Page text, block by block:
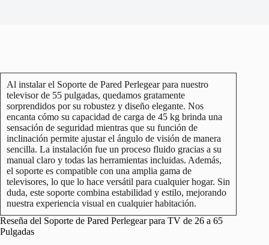
Al instalar el Soporte de Pared Perlegear para nuestro
televisor de 55 pulgadas, quedamos gratamente
sorprendidos por su robustez y diseño elegante. Nos
encanta cómo su capacidad de carga de 45 kg brinda una
sensación de seguridad mientras que su función de
inclinación permite ajustar el ángulo de visión de manera
sencilla. La instalación fue un proceso fluido gracias a su
manual claro y todas las herramientas incluidas. Además,
el soporte es compatible con una amplia gama de
televisores, lo que lo hace versátil para cualquier hogar. Sin
duda, este soporte combina estabilidad y estilo, mejorando
nuestra experiencia visual en cualquier habitación.
Reseña del Soporte de Pared Perlegear para TV de 26 a 65
Pulgadas